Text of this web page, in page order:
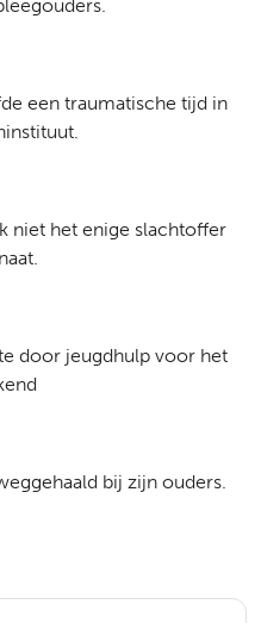
een traumatische tijd in
niet het enige slachtoffer
door jeugdhulp voor het
bij zijn ouders.